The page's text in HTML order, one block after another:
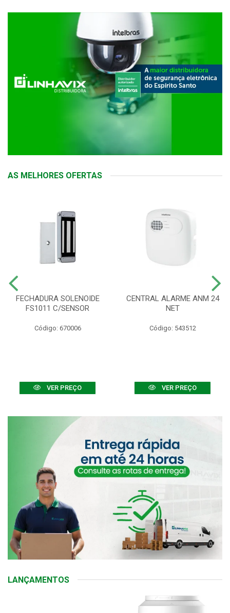
AS MELHORES OFERTAS
FECHADURA SOLENOIDE
FS1011 C/SENSOR
Código: 670006
VER PREÇO
CENTRAL ALARME ANM 24
NET
Código: 543512
VER PREÇO
LANÇAMENTOS